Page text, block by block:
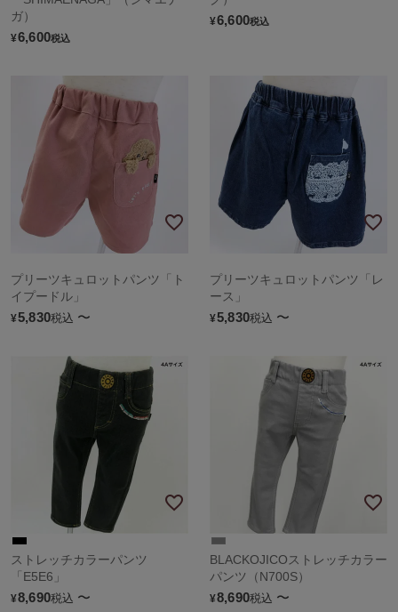
ガ）
¥6,600税込
¥6,600税込
プリーツキュロットパンツ「ト
イプードル」
¥5,830税込 〜
プリーツキュロットパンツ「レ
ース」
¥5,830税込 〜
ストレッチカラーパンツ
「E5E6」
¥8,690税込 〜
BLACKOJICOストレッチカラー
パンツ（N700S）
¥8,690税込 〜